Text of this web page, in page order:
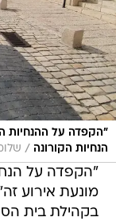
"הקפדה על ההנחיות
הנחיות הקורונה /
"הקפדה על
מונעת אירוע
בקהילת בית